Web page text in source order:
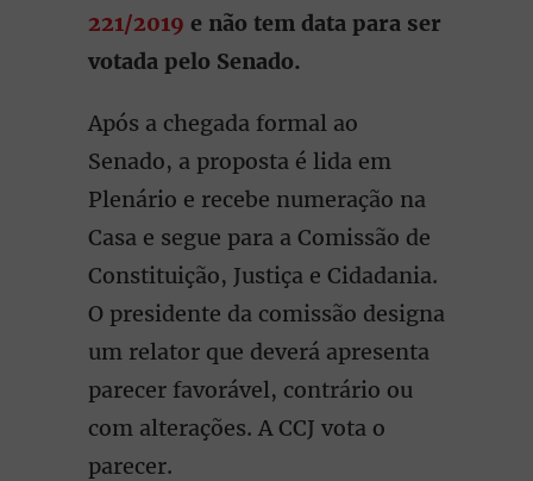
221/2019 e não tem data para ser
votada pelo Senado.
Após a chegada formal ao
Senado, a proposta é lida em
Plenário e recebe numeração na
Casa e segue para a Comissão de
Constituição, Justiça e Cidadania.
O presidente da comissão designa
um relator que deverá apresenta
parecer favorável, contrário ou
com alterações. A CCJ vota o
parecer.